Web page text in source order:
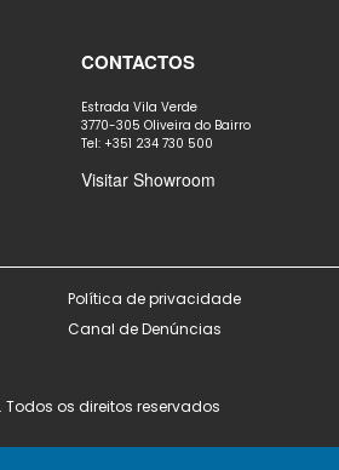
CONTACTOS
Estrada Vila Verde
3770-305 Oliveira do Bairro
Tel: +351 234 730 500
Visitar Showroom
Política de privacidade
Canal de Denúncias
Todos os direitos reservados